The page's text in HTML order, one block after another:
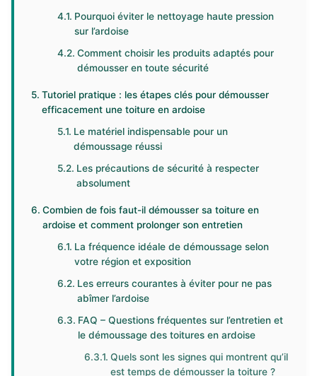
Pourquoi éviter le nettoyage haute pression
sur l’ardoise
Comment choisir les produits adaptés pour
démousser en toute sécurité
Tutoriel pratique : les étapes clés pour démousser
efficacement une toiture en ardoise
Le matériel indispensable pour un
démoussage réussi
Les précautions de sécurité à respecter
absolument
Combien de fois faut-il démousser sa toiture en
ardoise et comment prolonger son entretien
La fréquence idéale de démoussage selon
votre région et exposition
Les erreurs courantes à éviter pour ne pas
abîmer l’ardoise
FAQ – Questions fréquentes sur l’entretien et
le démoussage des toitures en ardoise
Quels sont les signes qui montrent qu’il
est temps de démousser la toiture ?